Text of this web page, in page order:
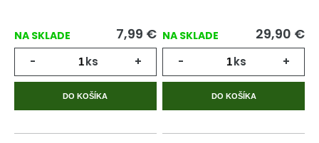
NA SKLADE 7,99 €
- ks +
DO KOŠÍKA
NA SKLADE 29,90 €
- ks +
DO KOŠÍKA